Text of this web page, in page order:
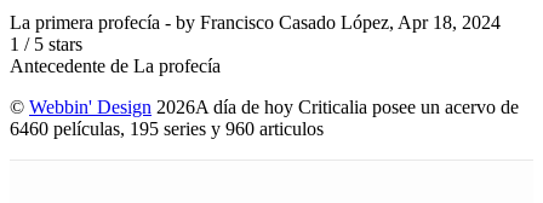
La primera profecía - by Francisco Casado López, Apr 18, 2024
1 / 5 stars
Antecedente de La profecía
© Webbin' Design 2026A día de hoy Criticalia posee un acervo de
6460 películas, 195 series y 960 articulos